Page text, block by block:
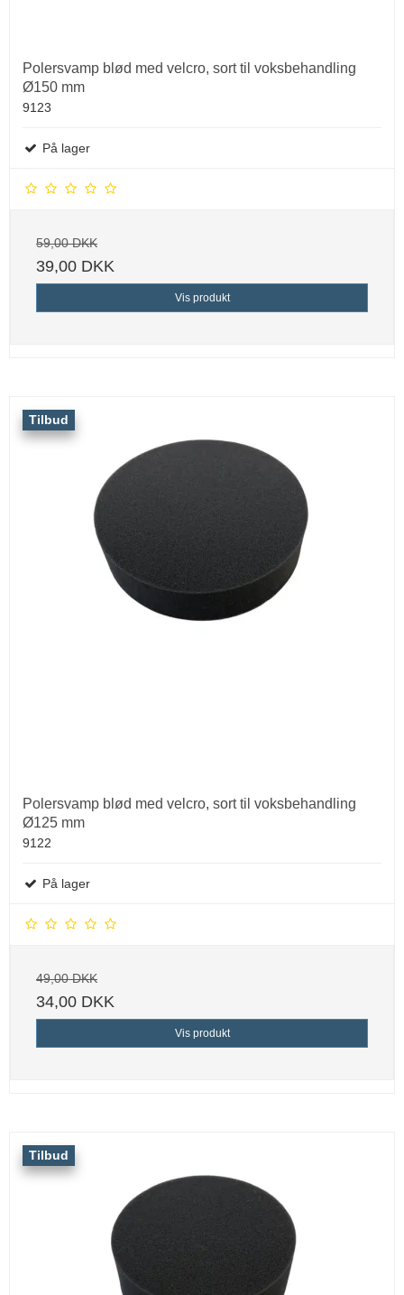
Polersvamp blød med velcro, sort til voksbehandling
Ø150 mm
9123
På lager
59,00 DKK
39,00 DKK
Vis produkt
Tilbud
Polersvamp blød med velcro, sort til voksbehandling
Ø125 mm
9122
På lager
49,00 DKK
34,00 DKK
Vis produkt
Tilbud